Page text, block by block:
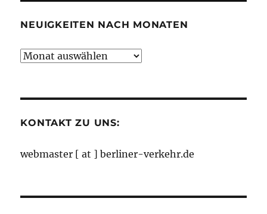
NEUIGKEITEN NACH MONATEN
Neuigkeiten
KONTAKT ZU UNS:
webmaster [ at ] berliner-verkehr.de